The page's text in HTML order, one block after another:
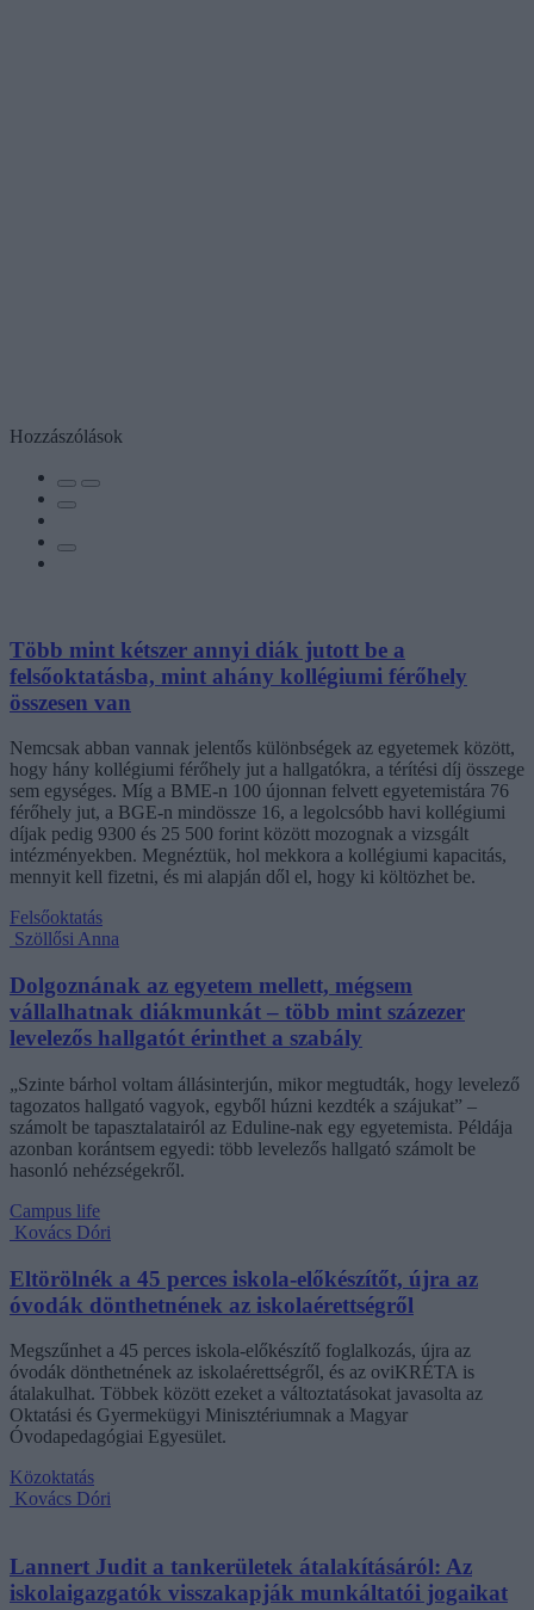
Hozzászólások
Több mint kétszer annyi diák jutott be a
felsőoktatásba, mint ahány kollégiumi férőhely
összesen van
Nemcsak abban vannak jelentős különbségek az egyetemek között,
hogy hány kollégiumi férőhely jut a hallgatókra, a térítési díj összege
sem egységes. Míg a BME-n 100 újonnan felvett egyetemistára 76
férőhely jut, a BGE-n mindössze 16, a legolcsóbb havi kollégiumi
díjak pedig 9300 és 25 500 forint között mozognak a vizsgált
intézményekben. Megnéztük, hol mekkora a kollégiumi kapacitás,
mennyit kell fizetni, és mi alapján dől el, hogy ki költözhet be.
Felsőoktatás
Szöllősi Anna
Dolgoznának az egyetem mellett, mégsem
vállalhatnak diákmunkát – több mint százezer
levelezős hallgatót érinthet a szabály
„Szinte bárhol voltam állásinterjún, mikor megtudták, hogy levelező
tagozatos hallgató vagyok, egyből húzni kezdték a szájukat” –
számolt be tapasztalatairól az Eduline-nak egy egyetemista. Példája
azonban korántsem egyedi: több levelezős hallgató számolt be
hasonló nehézségekről.
Campus life
Kovács Dóri
Eltörölnék a 45 perces iskola-előkészítőt, újra az
óvodák dönthetnének az iskolaérettségről
Megszűnhet a 45 perces iskola-előkészítő foglalkozás, újra az
óvodák dönthetnének az iskolaérettségről, és az oviKRÉTA is
átalakulhat. Többek között ezeket a változtatásokat javasolta az
Oktatási és Gyermekügyi Minisztériumnak a Magyar
Óvodapedagógiai Egyesület.
Közoktatás
Kovács Dóri
Lannert Judit a tankerületek átalakításáról: Az
iskolaigazgatók visszakapják munkáltatói jogaikat